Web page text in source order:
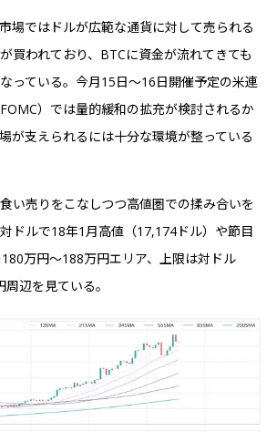
場ではドルが広範な通貨に対して売られる
買われており、BTCに資金が流れてきても
っている。今月15日〜16日開催予定の米連
）では量的緩和の拡充が検討されるか
が支えられるには十分な環境が整っている
い売りをこなしつつ高値圏での揉み合いを
ドルで18年1月高値（17,174ドル）や節目
万円〜188万円エリア、上限は対ドル
辺を見ている。